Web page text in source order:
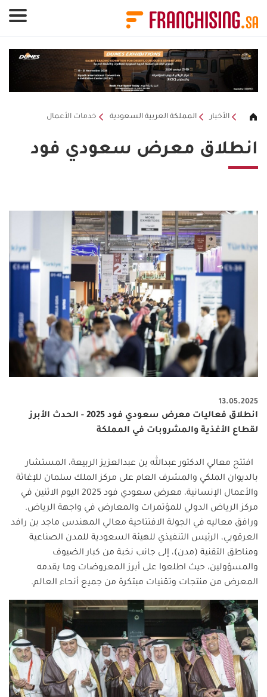
الأخبار المملكة العربية السعودية خدمات الأعمال
انطلاق معرض سعودي فود
13.05.2025
انطلاق فعاليات معرض سعودي فود 2025 - الحدث الأبرز
لقطاع الأغذية والمشروبات في المملكة
افتتح معالي الدكتور عبدالله بن عبدالعزيز الربيعة، المستشار
بالديوان الملكي والمشرف العام على مركز الملك سلمان للإغاثة
والأعمال الإنسانية، معرض سعودي فود 2025 اليوم الاثنين في
مركز الرياض الدولي للمؤتمرات والمعارض في واجهة الرياض.
ورافق معاليه في الجولة الافتتاحية معالي المهندس ماجد بن رافد
العرقوبي، الرئيس التنفيذي للهيئة السعودية للمدن الصناعية
ومناطق التقنية (مدن)، إلى جانب نخبة من كبار الضيوف
والمسؤولين، حيث اطلعوا على أبرز المعروضات وما يقدمه
المعرض من منتجات وتقنيات مبتكرة من جميع أنحاء العالم.
لوحة إدارة ملفات تعريف الارتباط